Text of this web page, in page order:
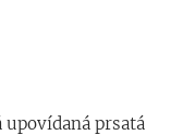
upovídaná prsatá